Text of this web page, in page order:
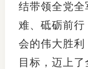
结带领全党
难、砥砺前
会的伟大胜
目标，迈上